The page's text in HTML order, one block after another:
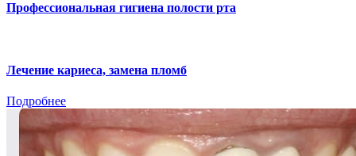
Профессиональная гигиена полости рта
Лечение кариеса, замена пломб
Подробнее